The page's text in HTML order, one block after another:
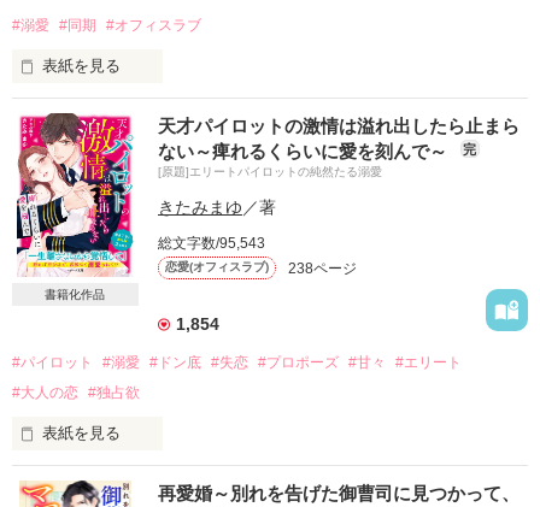
#溺愛 #同期 #オフィスラブ
表紙を見る
「なあ、この眼鏡。ダテだろう？　どうしてこんな眼鏡かけて
るんだ？」
「か、返して……」
「こんなにきれいな瞳してるのに、なんで隠してるんだ？」
甘い同期の責めに陥落寸前。
＊＊＊＊＊＊＊＊＊
美星建設株式会社　設計部アシスタント
×
南沢拓海（27）
書籍化作品
天才パイロットの激情は溢れ出したら止まら
ない～痺れるくらいに愛を刻んで～
完
[原題]エリートパイロットの純然たる溺愛
きたみまゆ ／著
総文字数/95,543
恋愛(オフィスラブ) 238ページ
1,854
#パイロット #溺愛 #ドン底 #失恋 #プロポーズ #甘々
#エリート
#大人の恋 #独占欲
表紙を見る
再愛婚～別れを告げた御曹司に見つかって、